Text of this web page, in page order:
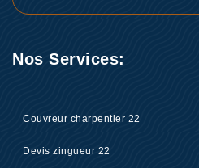
Nos Services:
Couvreur charpentier 22
Devis zingueur 22